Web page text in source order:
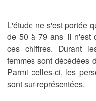
L'étude ne s'est portée
de 50 à 79 ans, il n'est
ces chiffres. Durant
femmes sont décédées
Parmi celles-ci, les
sont sur-représentées.